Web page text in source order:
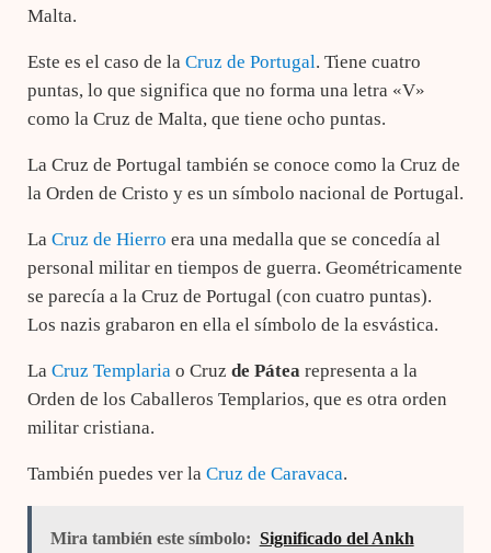
Malta.
Este es el caso de la Cruz de Portugal. Tiene cuatro
puntas, lo que significa que no forma una letra «V»
como la Cruz de Malta, que tiene ocho puntas.
La Cruz de Portugal también se conoce como la Cruz de
la Orden de Cristo y es un símbolo nacional de Portugal.
La Cruz de Hierro era una medalla que se concedía al
personal militar en tiempos de guerra. Geométricamente
se parecía a la Cruz de Portugal (con cuatro puntas).
Los nazis grabaron en ella el símbolo de la esvástica.
La Cruz Templariao Cruz de Pátearepresenta a la
Orden de los Caballeros Templarios, que es otra orden
militar cristiana.
También puedes ver la Cruz de Caravaca.
Mira también este símbolo: Significado del Ankh